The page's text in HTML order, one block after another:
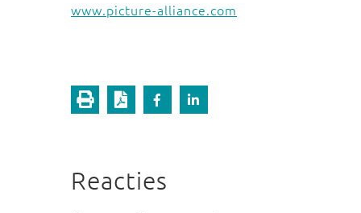
www.picture-alliance.com
Reacties